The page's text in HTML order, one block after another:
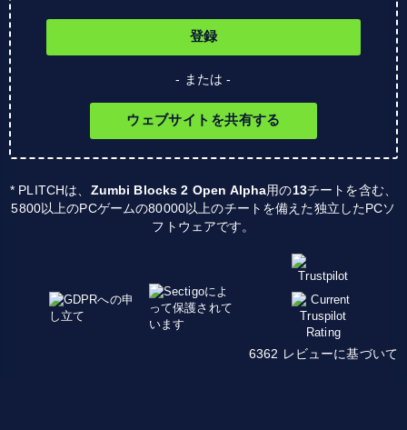
登録
- または -
ウェブサイトを共有する
* PLITCHは、 Zumbi Blocks 2 Open Alpha用の13チートを含む、
5800以上のPCゲームの80000以上のチートを備えた独立したPCソ
フトウェアです。
6362 レビューに基づいて